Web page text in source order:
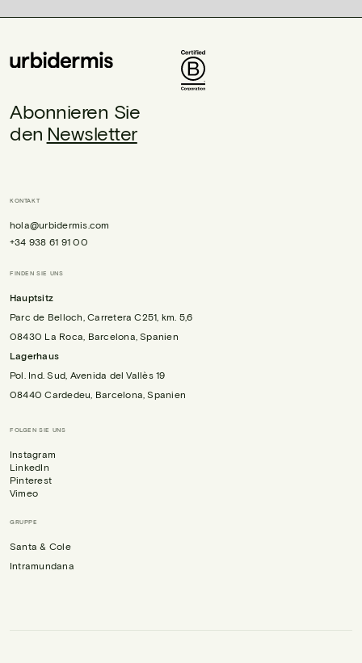
Abonnieren Sie
den Newsletter
KONTAKT
hola@urbidermis.com
+34 938 61 91 00
FINDEN SIE UNS
Hauptsitz
Parc de Belloch, Carretera C251, km. 5,6
08430 La Roca, Barcelona, Spanien
Lagerhaus
Pol. Ind. Sud, Avenida del Vallès 19
08440 Cardedeu, Barcelona, Spanien
FOLGEN SIE UNS
Instagram
LinkedIn
Pinterest
Vimeo
GRUPPE
Santa & Cole
Intramundana